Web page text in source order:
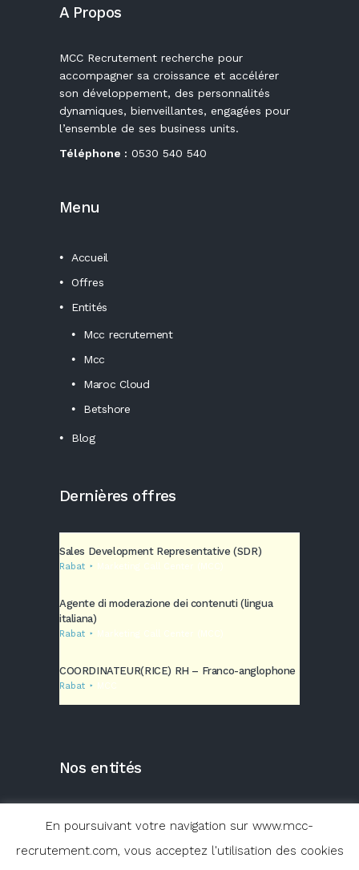
A Propos
MCC Recrutement recherche pour
accompagner sa croissance et accélérer
son développement, des personnalités
dynamiques, bienveillantes, engagées pour
l’ensemble de ses business units.
Téléphone : 0530 540 540
Menu
Accueil
Offres
Entités
Mcc recrutement
Mcc
Maroc Cloud
Betshore
Blog
Dernières offres
Sales Development Representative (SDR)
Rabat Marketing Call Center (MCC)
Agente di moderazione dei contenuti (lingua
italiana)
Rabat Marketing Call Center (MCC)
COORDINATEUR(RICE) RH – Franco-anglophone
Rabat MCC
Nos entités
En poursuivant votre navigation sur www.mcc-
recrutement.com, vous acceptez l'utilisation des cookies